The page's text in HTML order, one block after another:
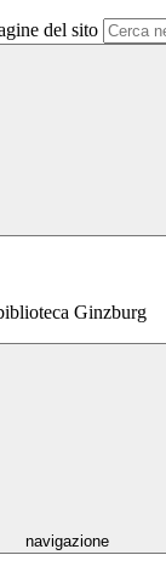
del sito
Ginzburg
navigazione